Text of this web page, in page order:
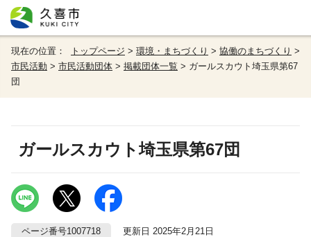
現在の位置： トップページ > 環境・まちづくり > 協働のまちづくり >
市民活動 > 市民活動団体 > 掲載団体一覧 > ガールスカウト埼玉県第67
団
ガールスカウト埼玉県第67団
ページ番号1007718 更新日 2025年2月21日